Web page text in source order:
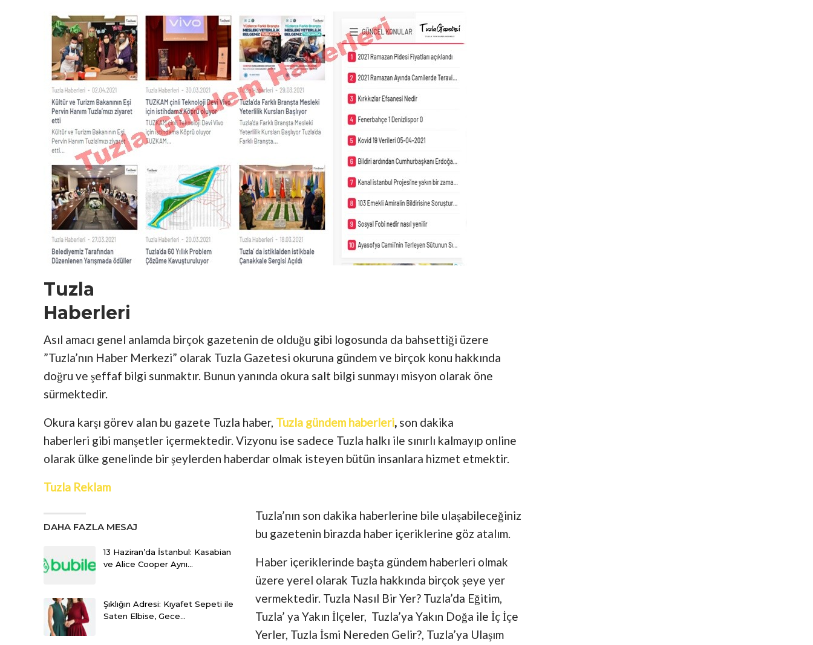
Tuzla
Haberleri
Asıl amacı genel anlamda birçok gazetenin de olduğu gibi logosunda da bahsettiği üzere
”Tuzla’nın Haber Merkezi” olarak Tuzla Gazetesi okuruna gündem ve birçok konu hakkında
doğru ve şeffaf bilgi sunmaktır. Bunun yanında okura salt bilgi sunmayı misyon olarak öne
sürmektedir.
Okura karşı görev alan bu gazete Tuzla haber, Tuzla gündem haberleri, son dakika
haberleri gibi manşetler içermektedir. Vizyonu ise sadece Tuzla halkı ile sınırlı kalmayıp online
olarak ülke genelinde bir şeylerden haberdar olmak isteyen bütün insanlara hizmet etmektir.
Tuzla Reklam
DAHA FAZLA MESAJ
13 Haziran’da İstanbul: Kasabian
ve Alice Cooper Aynı…
Şıklığın Adresi: Kıyafet Sepeti ile
Saten Elbise, Gece…
Tuzla’nın son dakika haberlerine bile ulaşabileceğiniz
bu gazetenin birazda haber içeriklerine göz atalım.
Haber içeriklerinde başta gündem haberleri olmak
üzere yerel olarak Tuzla hakkında birçok şeye yer
vermektedir. Tuzla Nasıl Bir Yer? Tuzla’da Eğitim,
Tuzla’ ya Yakın İlçeler, Tuzla’ya Yakın Doğa ile İç İçe
Yerler, Tuzla İsmi Nereden Gelir?, Tuzla’ya Ulaşım